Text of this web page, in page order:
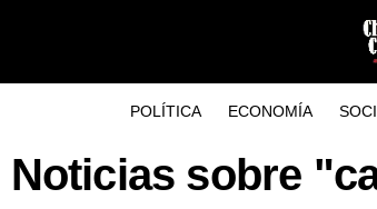
POLÍTICA ECONOMÍA
Noticias sobre